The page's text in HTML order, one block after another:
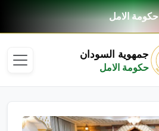
حكومة الامل
جمهوية السودان
حكومة الامل